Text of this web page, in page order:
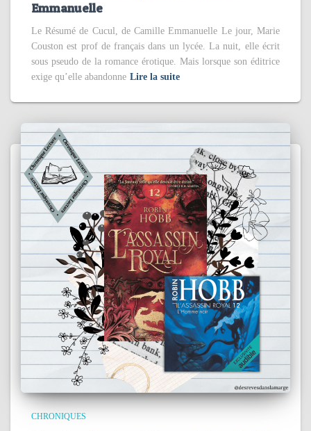
Emmanuelle
Le Résumé de Cucul, de Camille Emmanuelle Le jour, Marie
Couston est prof de français dans un lycée. La nuit, elle écrit
sous pseudo de la romance érotique. Mais lorsque son éditrice
exige qu’elle abandonne Lire la suite
CHRONIQUES